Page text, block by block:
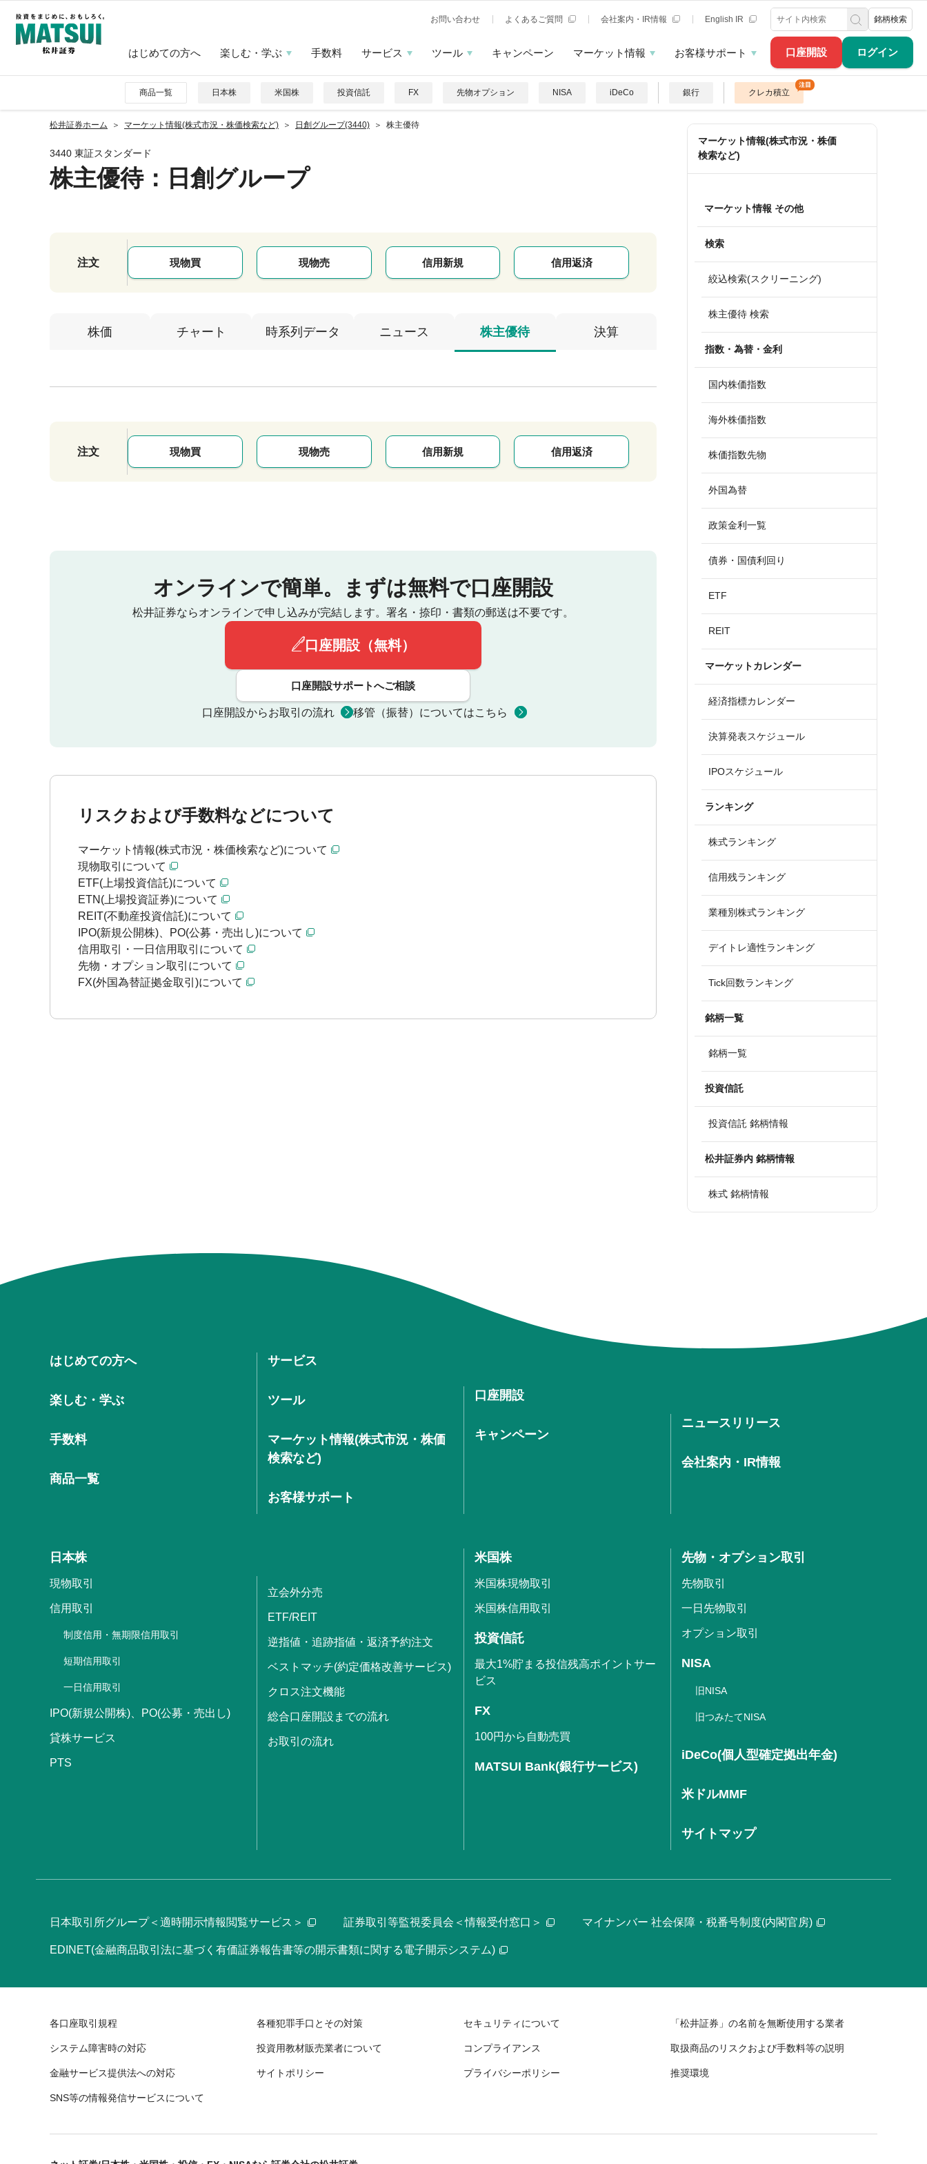
口座開設 ログイン
お問い合わせ よくあるご質問 会社案内・IR情報 English IR 銘柄検索
はじめての方へ 楽しむ・学ぶ 手数料 サービス ツール キャンペーン マーケット情報 お客様サポート
商品一覧 日本株 米国株 投資信託 FX 先物オプション NISA iDeCo 銀行 クレカ積立
松井証券ホーム マーケット情報(株式市況・株価検索など) 日創グループ(3440) 株主優待
3440 東証スタンダード
株主優待：日創グループ
注文 現物買 現物売 信用新規 信用返済
株価 チャート 時系列データ ニュース 株主優待 決算
注文 現物買 現物売 信用新規 信用返済
オンラインで簡単。 まずは無料で口座開設
松井証券ならオンラインで申し込みが完結します。 署名・捺印・書類の郵送は不要です。
口座開設（無料）
口座開設サポートへご相談
口座開設からお取引の流れ 移管（振替）についてはこちら
リスクおよび手数料などについて
マーケット情報(株式市況・株価検索など)について
現物取引について
ETF(上場投資信託)について
ETN(上場投資証券)について
REIT(不動産投資信託)について
IPO(新規公開株)、PO(公募・売出し)について
信用取引・一日信用取引について
先物・オプション取引について
FX(外国為替証拠金取引)について
マーケット情報(株式市況・株価
検索など)
マーケット情報 その他
検索
絞込検索(スクリーニング)
株主優待 検索
指数・為替・金利
国内株価指数
海外株価指数
株価指数先物
外国為替
政策金利一覧
債券・国債利回り
ETF
REIT
マーケットカレンダー
経済指標カレンダー
決算発表スケジュール
IPOスケジュール
ランキング
株式ランキング
信用残ランキング
業種別株式ランキング
デイトレ適性ランキング
Tick回数ランキング
銘柄一覧
銘柄一覧
投資信託
投資信託 銘柄情報
松井証券内 銘柄情報
株式 銘柄情報
はじめての方へ
楽しむ・学ぶ
手数料
商品一覧
サービス
ツール
マーケット情報(株式市況・株価
検索など)
お客様サポート
口座開設
キャンペーン
ニュースリリース
会社案内・IR情報
日本株
現物取引
信用取引
制度信用・無期限信用取引
短期信用取引
一日信用取引
IPO(新規公開株)、PO(公募・売出し)
貸株サービス
PTS
立会外分売
ETF/REIT
逆指値・追跡指値・返済予約注文
ベストマッチ(約定価格改善サービス)
クロス注文機能
総合口座開設までの流れ
お取引の流れ
米国株
米国株現物取引
米国株信用取引
投資信託
最大1%貯まる投信残高ポイントサー
ビス
FX
100円から自動売買
MATSUI Bank(銀行サービス)
先物・オプション取引
先物取引
一日先物取引
オプション取引
NISA
旧NISA
旧つみたてNISA
iDeCo(個人型確定拠出年金)
米ドルMMF
サイトマップ
日本取引所グループ＜適時開示情報閲覧サービス＞ 証券取引等監視委員会＜情報受付窓口＞ マイナンバー 社会保障・税番号制度(内閣官房)
EDINET(金融商品取引法に基づく有価証券報告書等の開示書類に関する電子開示システム)
各口座取引規程 各種犯罪手口とその対策 セキュリティについて 「松井証券」の名前を無断使用する業者
システム障害時の対応 投資用教材販売業者について コンプライアンス 取扱商品のリスクおよび手数料等の説明
金融サービス提供法への対応 サイトポリシー プライバシーポリシー 推奨環境
SNS等の情報発信サービスについて